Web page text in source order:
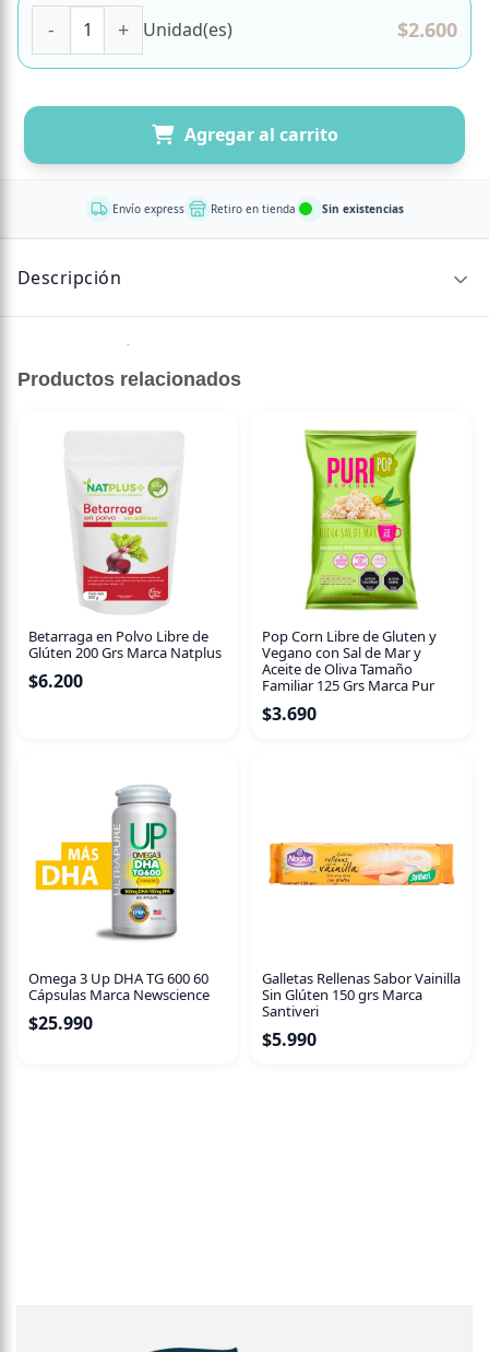
Unidad(es) $2.600
Agregar al carrito
Envío express Retiro en tienda Sin existencias
Descripción
Sin descripción disponible.
Productos relacionados
Betarraga en Polvo Libre de
Glúten 200 Grs Marca Natplus
$6.200
Pop Corn Libre de Gluten y
Vegano con Sal de Mar y
Aceite de Oliva Tamaño
Familiar 125 Grs Marca Pur
$3.690
Omega 3 Up DHA TG 600 60
Cápsulas Marca Newscience
$25.990
Galletas Rellenas Sabor Vainilla
Sin Glúten 150 grs Marca
Santiveri
$5.990